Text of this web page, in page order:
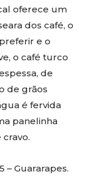
oferece um
dos café, o
e o
o café turco
de
de grãos
é fervida
panelinha
– Guararapes.